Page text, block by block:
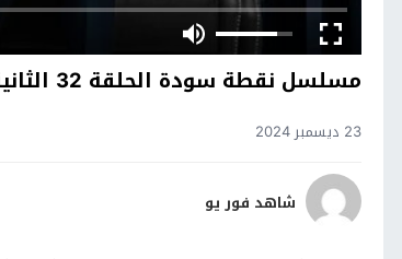
مسلسل نقطة سودة الحلقة 32 الثانية والثلاثون
23 ديسمبر 2024
شاهد فور يو